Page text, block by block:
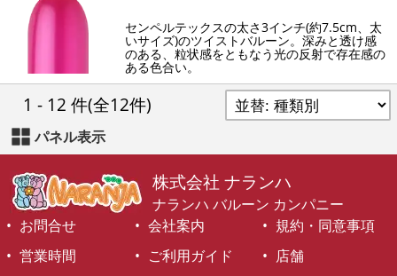
センペルテックスの太さ3インチ(約7.5cm、太
いサイズ)のツイストバルーン。深みと透け感
のある、粒状感をともなう光の反射で存在感の
ある色合い。
1 - 12 件(全12件)
パネル表示
株式会社 ナランハ
ナランハ バルーン カンパニー
お問合せ
会社案内
規約・同意事項
営業時間
ご利用ガイド
店舗